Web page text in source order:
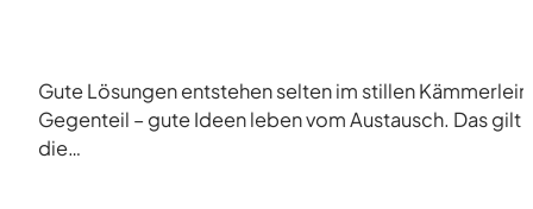
Gute Lösungen entstehen selten im stillen
Gegenteil – gute Ideen leben vom Austausch. Das gilt
die…